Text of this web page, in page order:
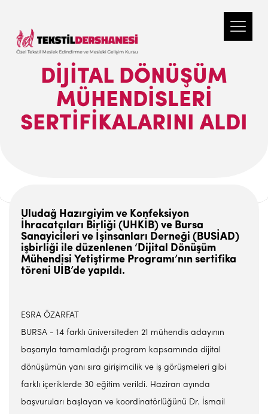
DIJITAL DÖNÜŞÜM
MÜHENDISLERI
SERTIFIKALARINI ALDI
Uludağ Hazırgiyim ve Konfeksiyon
İhracatçıları Birliği (UHKİB) ve Bursa
Sanayicileri ve İşinsanları Derneği (BUSİAD)
işbirliği ile düzenlenen ‘Dijital Dönüşüm
Mühendisi Yetiştirme Programı’nın sertifika
töreni UİB’de yapıldı.
ESRA ÖZARFAT
BURSA - 14 farklı üniversiteden 21 mühendis adayının
başarıyla tamamladığı program kapsamında dijital
dönüşümün yanı sıra girişimcilik ve iş görüşmeleri gibi
farklı içeriklerde 30 eğitim verildi. Haziran ayında
başvuruları başlayan ve koordinatörlüğünü Dr. İsmail